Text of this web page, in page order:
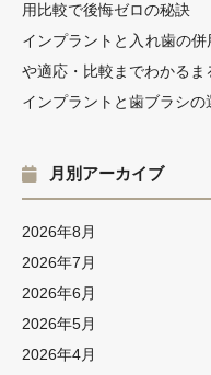
用比較で後悔ゼロの秘訣
インプラントと入れ歯の
や適応・比較までわかるま
インプラントと歯ブラシの
月別アーカイブ
2026年8月
2026年7月
2026年6月
2026年5月
2026年4月